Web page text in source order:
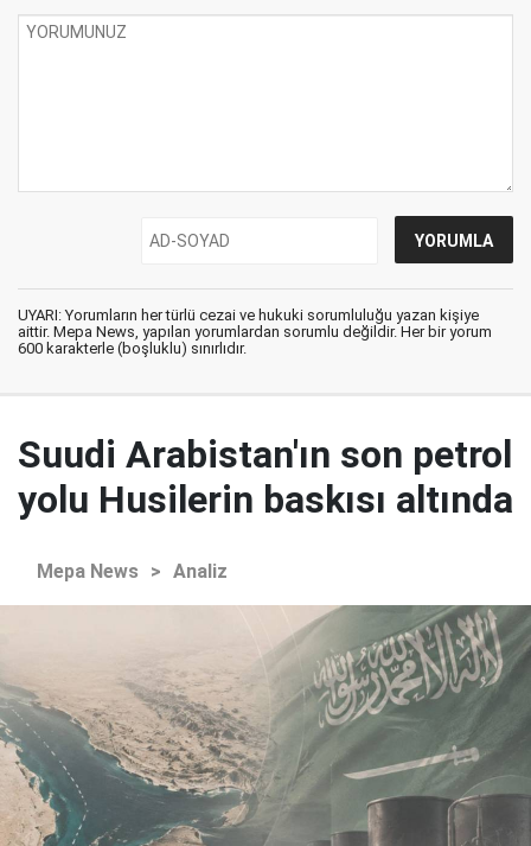
UYARI: Yorumların her türlü cezai ve hukuki sorumluluğu yazan kişiye
aittir. Mepa News, yapılan yorumlardan sorumlu değildir. Her bir yorum
600 karakterle (boşluklu) sınırlıdır.
Suudi Arabistan'ın son petrol
yolu Husilerin baskısı altında
Mepa News > Analiz